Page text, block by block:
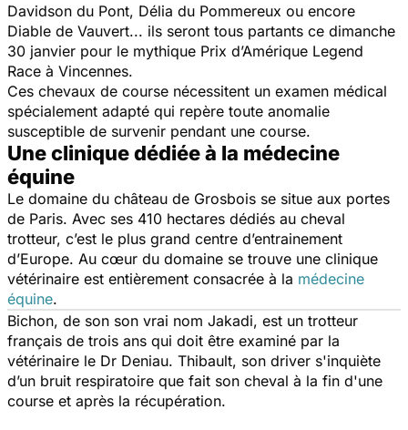
Davidson du Pont, Délia du Pommereux ou encore
Diable de Vauvert... ils seront tous partants ce dimanche
30 janvier pour le mythique Prix d’Amérique Legend
Race à Vincennes.
Ces chevaux de course nécessitent un examen médical
spécialement adapté qui repère toute anomalie
susceptible de survenir pendant une course.
Une clinique dédiée à la médecine
équine
Le domaine du château de Grosbois se situe aux portes
de Paris. Avec ses 410 hectares dédiés au cheval
trotteur, c’est le plus grand centre d’entrainement
d’Europe. Au cœur du domaine se trouve une clinique
vétérinaire est entièrement consacrée à la médecine
équine.
Bichon, de son son vrai nom Jakadi, est un trotteur
français de trois ans qui doit être examiné par la
vétérinaire le Dr Deniau. Thibault, son driver s'inquiète
d’un bruit respiratoire que fait son cheval à la fin d'une
course et après la récupération.